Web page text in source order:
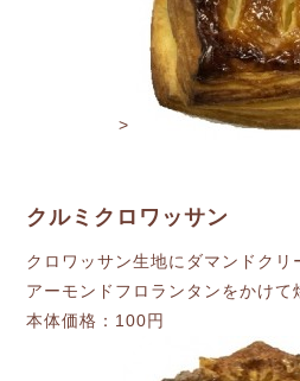
>
クルミクロワッサン
クロワッサン生地にダマンドクリ
アーモンドフロランタンをかけて
本体価格：100円